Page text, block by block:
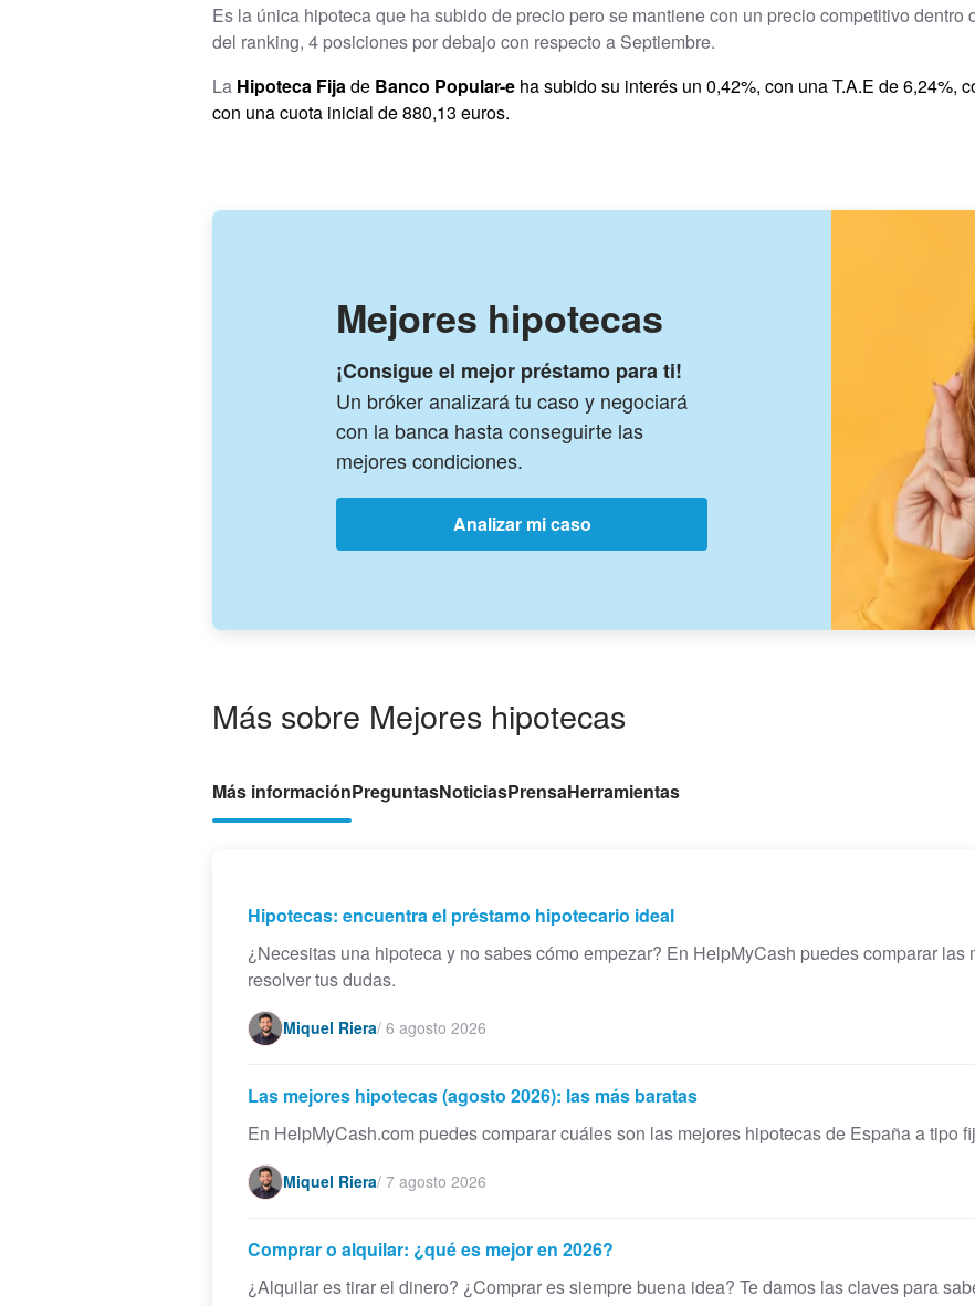
Es la única hipoteca que ha subido de precio pero se mantiene con un precio competitivo
del ranking, 4 posiciones por debajo con respecto a Septiembre.
La Hipoteca Fija de Banco Popular-e ha subido su interés un 0,42%, con una T.A.E de 6,24%,
con una cuota inicial de 880,13 euros.
Mejores hipotecas
¡Consigue el mejor préstamo para ti!
Un bróker analizará tu caso y negociará
con la banca hasta conseguirte las
mejores condiciones.
Analizar mi caso
Más sobre Mejores hipotecas
Más informaciónPreguntasNoticiasPrensaHerramientas
Hipotecas: encuentra el préstamo hipotecario ideal
¿Necesitas una hipoteca y no sabes cómo empezar? En HelpMyCash puedes comparar las
resolver tus dudas.
Miquel Riera/ 6 agosto 2026
Las mejores hipotecas (agosto 2026): las más baratas
En HelpMyCash.com puedes comparar cuáles son las mejores hipotecas de España a tipo
Miquel Riera/ 7 agosto 2026
Comprar o alquilar: ¿qué es mejor en 2026?
¿Alquilar es tirar el dinero? ¿Comprar es siempre buena idea? Te damos las claves para